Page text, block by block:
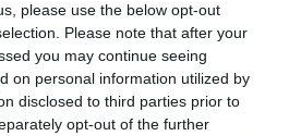
please use the below opt-out
Please note that after your
you may continue seeing
on personal information utilized by
disclosed to third parties prior to
opt-out of the further
legnagyobb
soha nem
abbahagyni az